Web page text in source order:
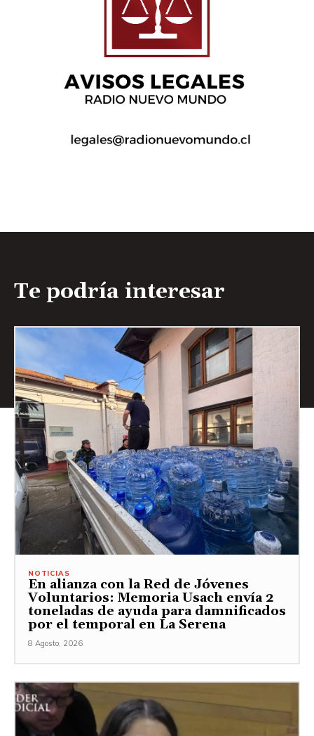
Te podría interesar
NOTICIAS
En alianza con la Red de Jóvenes
Voluntarios: Memoria Usach envía 2
toneladas de ayuda para damnificados
por el temporal en La Serena
8 Agosto, 2026